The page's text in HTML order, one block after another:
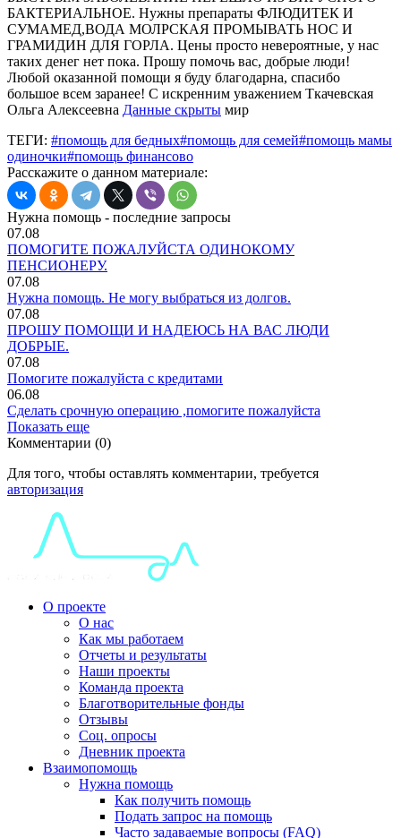
БАКТЕРИАЛЬНОЕ. Нужны препараты ФЛЮДИТЕК И
СУМАМЕД,ВОДА МОЛРСКАЯ ПРОМЫВАТЬ НОС И
ГРАМИДИН ДЛЯ ГОРЛА. Цены просто невероятные, у нас
таких денег нет пока. Прошу помочь вас, добрые люди!
Любой оказанной помощи я буду благодарна, спасибо
большое всем заранее! С искренним уважением Ткачевская
Ольга Алексеевна Данные скрыты мир
ТЕГИ: #помощь для бедных#помощь для семей#помощь мамы
одиночки#помощь финансово
Расскажите о данном материале:
Нужна помощь - последние запросы
07.08
ПОМОГИТЕ ПОЖАЛУЙСТА ОДИНОКОМУ
ПЕНСИОНЕРУ.
07.08
Нужна помощь. Не могу выбраться из долгов.
07.08
ПРОШУ ПОМОЩИ И НАДЕЮСЬ НА ВАС ЛЮДИ
ДОБРЫЕ.
07.08
Помогите пожалуйста с кредитами
06.08
Сделать срочную операцию ,помогите пожалуйста
Показать еще
Комментарии (0)
Для того, чтобы оставлять комментарии, требуется
авторизация
О проекте
О нас
Как мы работаем
Отчеты и результаты
Наши проекты
Команда проекта
Благотворительные фонды
Отзывы
Соц. опросы
Дневник проекта
Взаимопомощь
Нужна помощь
Как получить помощь
Подать запрос на помощь
Часто задаваемые вопросы (FAQ)